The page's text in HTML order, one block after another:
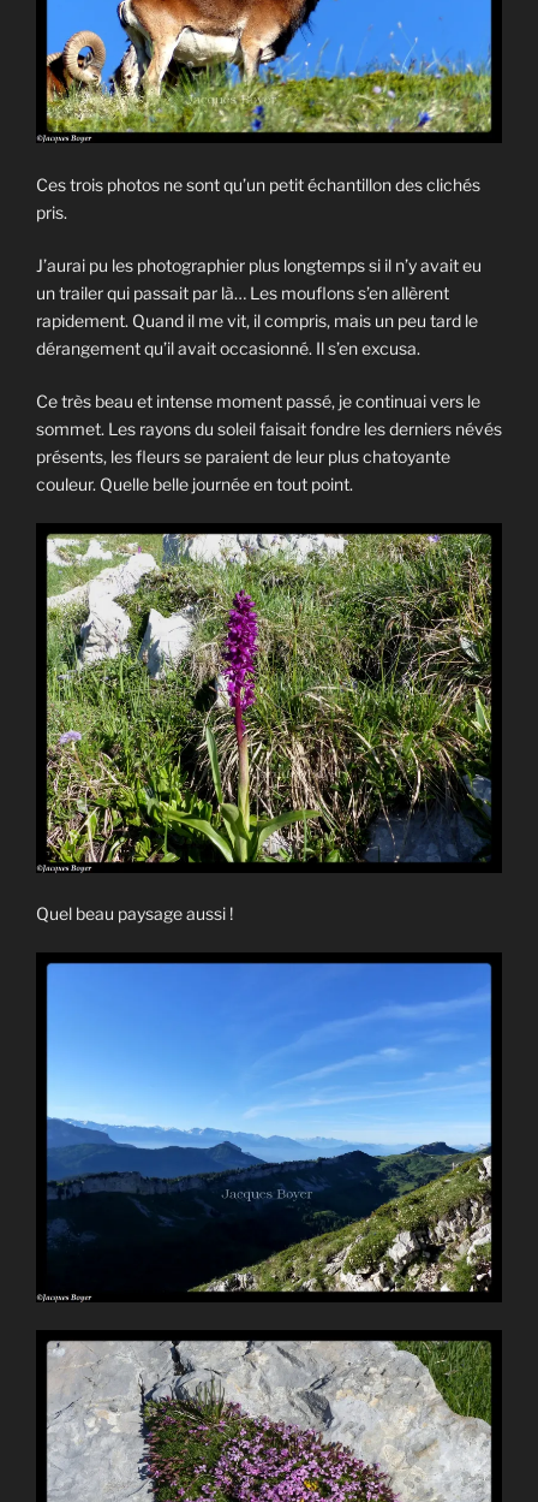
Ces trois photos ne sont qu’un petit échantillon des clichés
pris.
J’aurai pu les photographier plus longtemps si il n’y avait eu
un trailer qui passait par là… Les mouflons s’en allèrent
rapidement. Quand il me vit, il compris, mais un peu tard le
dérangement qu’il avait occasionné. Il s’en excusa.
Ce très beau et intense moment passé, je continuai vers le
sommet. Les rayons du soleil faisait fondre les derniers névés
présents, les fleurs se paraient de leur plus chatoyante
couleur. Quelle belle journée en tout point.
Quel beau paysage aussi !